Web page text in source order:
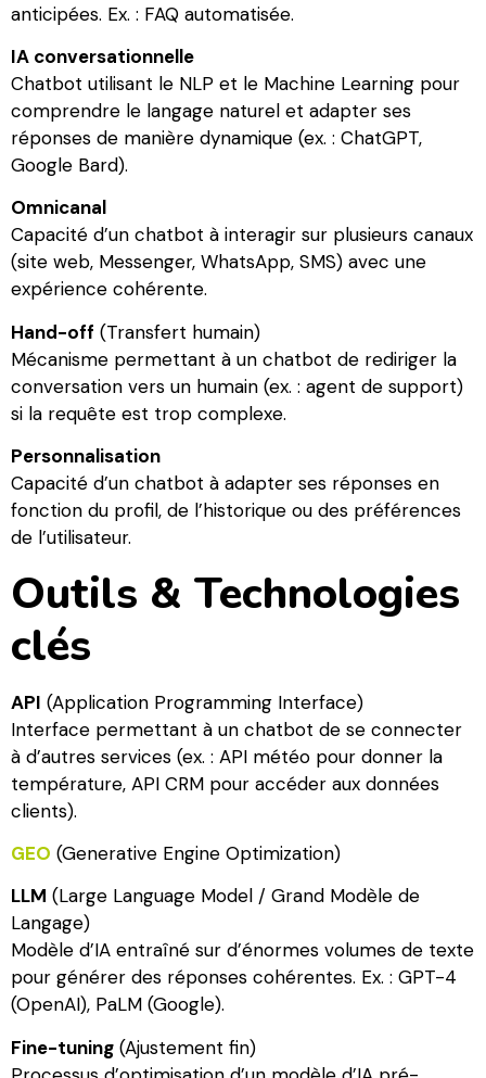
anticipées. Ex. : FAQ automatisée.
IA conversationnelle
Chatbot utilisant le NLP et le Machine Learning pour
comprendre le langage naturel et adapter ses
réponses de manière dynamique (ex. : ChatGPT,
Google Bard).
Omnicanal
Capacité d’un chatbot à interagir sur plusieurs canaux
(site web, Messenger, WhatsApp, SMS) avec une
expérience cohérente.
Hand-off (Transfert humain)
Mécanisme permettant à un chatbot de rediriger la
conversation vers un humain (ex. : agent de support)
si la requête est trop complexe.
Personnalisation
Capacité d’un chatbot à adapter ses réponses en
fonction du profil, de l’historique ou des préférences
de l’utilisateur.
Outils & Technologies
clés
API (Application Programming Interface)
Interface permettant à un chatbot de se connecter
à d’autres services (ex. : API météo pour donner la
température, API CRM pour accéder aux données
clients).
GEO (Generative Engine Optimization)
LLM (Large Language Model / Grand Modèle de
Langage)
Modèle d’IA entraîné sur d’énormes volumes de texte
pour générer des réponses cohérentes. Ex. : GPT-4
(OpenAI), PaLM (Google).
Fine-tuning (Ajustement fin)